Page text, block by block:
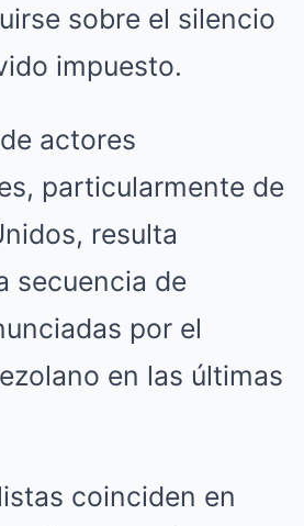
sobre el silencio
impuesto.
actores
particularmente de
resulta
secuencia de
por el
en las últimas
coinciden en